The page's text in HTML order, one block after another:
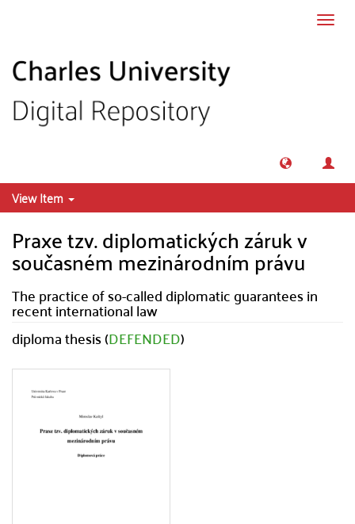
View Item
Praxe tzv. diplomatických záruk v
současném mezinárodním právu
The practice of so-called diplomatic guarantees in
recent international law
diploma thesis (DEFENDED)